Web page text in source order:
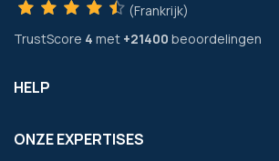
(Frankrijk)
TrustScore 4 met +21400 beoordelingen
HELP
ONZE EXPERTISES